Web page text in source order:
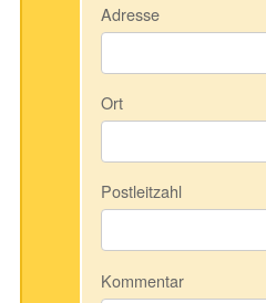
Adresse
Ort
Postleitzahl
Kommentar